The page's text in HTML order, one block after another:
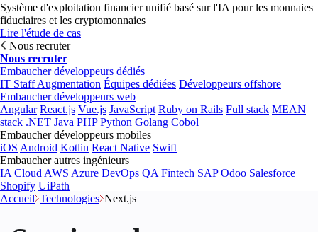
Système d'exploitation financier unifié basé sur l'IA pour les monnaies
fiduciaires et les cryptomonnaies
Lire l'étude de cas
Nous recruter
Nous recruter
Embaucher développeurs dédiés
IT Staff Augmentation Équipes dédiées Développeurs offshore
Embaucher développeurs web
Angular React.js Vue.js JavaScript Ruby on Rails Full stack MEAN
stack .NET Java PHP Python Golang Cobol
Embaucher développeurs mobiles
iOS Android Kotlin React Native Swift
Embaucher autres ingénieurs
IA Cloud AWS Azure DevOps QA Fintech SAP Odoo Salesforce
Shopify UiPath
Accueil Technologies Next.js